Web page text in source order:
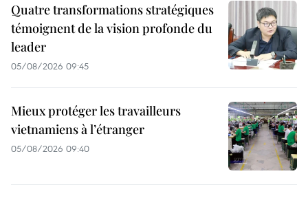
Quatre transformations stratégiques
témoignent de la vision profonde du
leader
05/08/2026 09:45
Mieux protéger les travailleurs
vietnamiens à l’étranger
05/08/2026 09:40